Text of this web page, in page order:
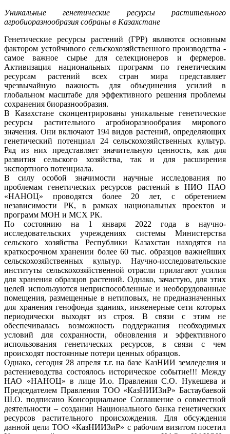
Уникальные генетические ресурсы растительного
агробиоразнообразия собраны в Казахстане
Генетические ресурсы растений (ГРР) являются основным
фактором устойчивого сельскохозяйственного производства -
самое важное сырье для селекционеров и фермеров.
Активизация национальных программ по генетическим
ресурсам растений всех стран мира представляет
чрезвычайную важность для объединения усилий в
глобальном масштабе для эффективного решения проблемы
сохранения биоразнообразия.
В Казахстане сконцентрированы уникальные генетические
ресурсы растительного агробиоразнообразия мирового
значения. Они включают 194 видов растений, определяющих
генетический потенциал 24 сельскохозяйственных культур.
Ряд из них представляет значительную ценность, как для
развития сельского хозяйства, так и для расширения
экспортного потенциала.
В силу особой значимости научные исследования по
проблемам генетических ресурсов растений в НИО НАО
«НАНОЦ» проводятся более 20 лет, с обретением
независимости РК, в рамках национальных проектов и
программ МОН и МСХ РК.
По состоянию на 1 января 2022 года в научно-
исследовательских учреждениях системы Министерства
сельского хозяйства Республики Казахстан находятся на
краткосрочном хранении более 60 тыс. образцов важнейших
сельскохозяйственных культур. Научно-исследовательские
институты сельскохозяйственной отрасли прилагают усилия
для хранения образцов растений. Однако, зачастую, для этих
целей используются неприспособленные и необорудованные
помещения, размещенные в нетиповых, не предназначенных
для хранения генофонда зданиях, инженерные сети которых
периодически выходят из строя. В связи с этим не
обеспечивалась возможность поддержания необходимых
условий для сохранности, обновления и эффективного
использования генетических ресурсов, в связи с чем
происходят постоянные потери ценных образцов.
Однако, сегодня 28 апреля т.г. на базе КазНИИ земледелия и
растениеводства состоялось историческое событие!!! Между
НАО «НАНОЦ» в лице И.о. Правления С.О. Нукешева и
Председателем Правления ТОО «КазНИИЗиР» Бастаубаевой
Ш.О. подписано Консорциальное Соглашение о совместной
деятельности – создании Национального банка генетических
ресурсов растительного происхождения. Для обсуждения
данной цели ТОО «КазНИИЗиР» с рабочим визитом посетил